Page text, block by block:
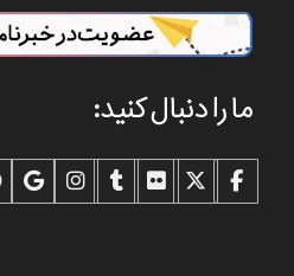
ما را دنبال کنید: